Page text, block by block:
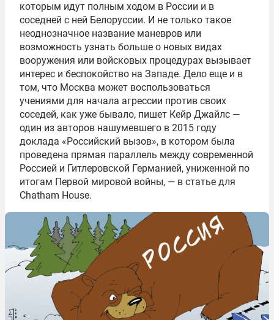
которым идут полным ходом в России и в
соседней с ней Белоруссии. И не только такое
неоднозначное название маневров или
возможность узнать больше о новых видах
вооружения или войсковых процедурах вызывает
интерес и беспокойство на Западе. Дело еще и в
том, что Москва может воспользоваться
учениями для начала агрессии против своих
соседей, как уже бывало, пишет Кейр Джайлс —
один из авторов нашумевшего в 2015 году
доклада «Российский вызов», в котором была
проведена прямая параллель между современной
Россией и Гитлеровской Германией, униженной по
итогам Первой мировой войны, — в статье для
Chatham House.